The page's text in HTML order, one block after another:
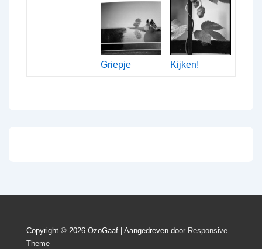
Griepje Kijken!
Copyright © 2026 OzoGaaf | Aangedreven door Responsive
Theme